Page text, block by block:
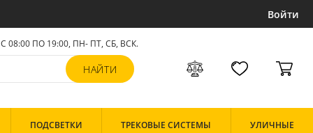
Войти
С 08:00 ПО 19:00, ПН- ПТ,СБ, ВСК.
ПОДСВЕТКИ ТРЕКОВЫЕ СИСТЕМЫ УЛИЧНЫЕ